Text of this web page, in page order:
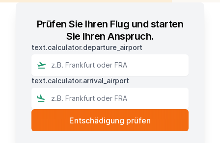
Prüfen Sie Ihren Flug und starten
Sie Ihren Anspruch.
text.calculator.departure_airport
text.calculator.arrival_airport